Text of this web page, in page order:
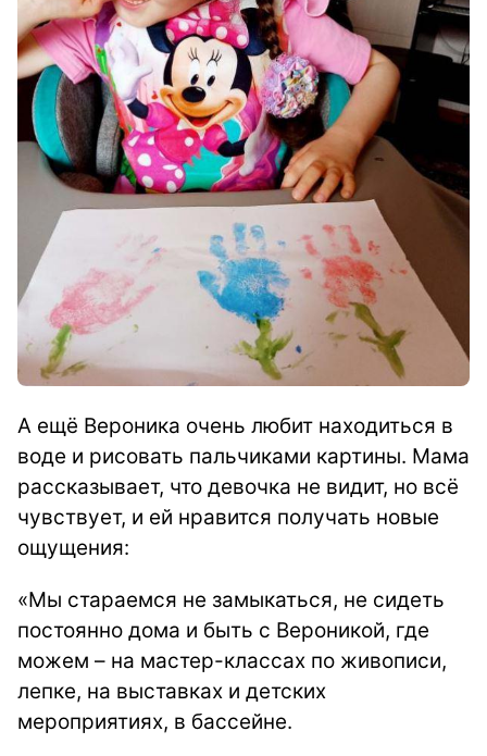
А ещё Вероника очень любит находиться в
воде и рисовать пальчиками картины. Мама
рассказывает, что девочка не видит, но всё
чувствует, и ей нравится получать новые
ощущения:
«Мы стараемся не замыкаться, не сидеть
постоянно дома и быть с Вероникой, где
можем – на мастер-классах по живописи,
лепке, на выставках и детских
мероприятиях, в бассейне.